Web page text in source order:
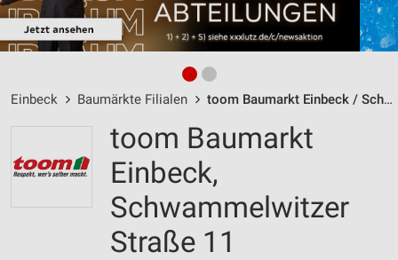
Einbeck Baumärkte Filialen toom Baumarkt Einbeck / Schwammelwitzer Straße 11 - Öffnungszeiten & Adresse
toom Baumarkt
Einbeck,
Schwammelwitzer
Straße 11